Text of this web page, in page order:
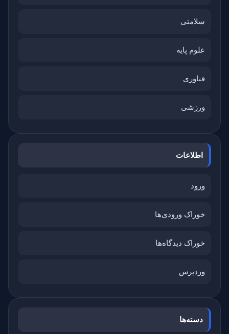
سلامتی
علوم پایه
فناوری
ورزشی
اطلاعات
ورود
خوراک ورودی‌ها
خوراک دیدگاه‌ها
وردپرس
دسته‌ها